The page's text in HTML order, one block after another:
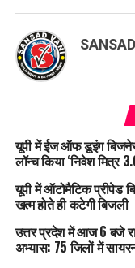
यूपी में ईज ऑफ डूइंग
लॉन्च किया ‘निवेश मित्र
यूपी में ऑटोमैटिक प्रीपेड
खत्म होते ही कटेगी बिजली
उत्तर प्रदेश में आज 6 बजे
अभ्यास: 75 जिलों में